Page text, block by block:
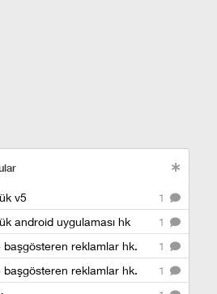
1
v5
1
android uygulaması hk
1
başgösteren reklamlar hk.
1
başgösteren reklamlar hk.